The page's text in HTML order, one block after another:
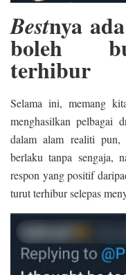
Bestnya
boleh
terhibur
Selama ini, memang
menghasilkan pelbagai
dalam alam realiti
berlaku tanpa sengaja,
respon yang positif
turut terhibur selepas